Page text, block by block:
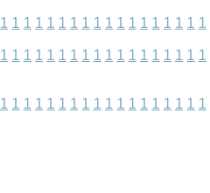
1 1 1 1 1 1 1 1 1 1 1 1 1 1 1 1 1 1
1 1 1 1 1 1 1 1 1 1 1 1 1 1 1 1 1 1
1 1 1 1 1 1 1 1 1 1 1 1 1 1 1 1 1 1